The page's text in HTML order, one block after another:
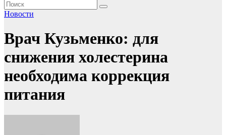
Новости
Врач Кузьменко: для
снижения холестерина
необходима коррекция
питания